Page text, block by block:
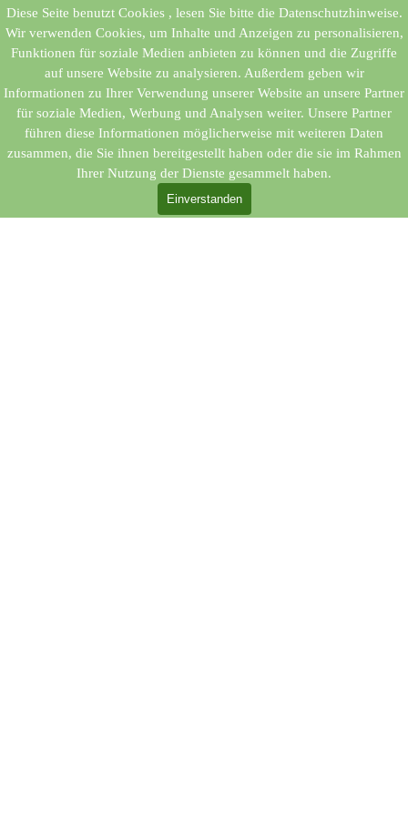
Diese Seite benutzt Cookies , lesen Sie bitte die Datenschutzhinweise.
Wir verwenden Cookies, um Inhalte und Anzeigen zu personalisieren,
Funktionen für soziale Medien anbieten zu können und die Zugriffe
auf unsere Website zu analysieren. Außerdem geben wir
Informationen zu Ihrer Verwendung unserer Website an unsere Partner
für soziale Medien, Werbung und Analysen weiter. Unsere Partner
führen diese Informationen möglicherweise mit weiteren Daten
zusammen, die Sie ihnen bereitgestellt haben oder die sie im Rahmen
Ihrer Nutzung der Dienste gesammelt haben.
Einverstanden
Direkt zum Seiteninhalt
Bargfelder SV e.V. 1967Menü überspringen
2026
Verein > Jahreshauptvers. > Protokoll